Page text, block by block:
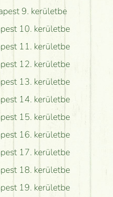
9. kerületbe
10. kerületbe
11. kerületbe
12. kerületbe
13. kerületbe
14. kerületbe
15. kerületbe
16. kerületbe
17. kerületbe
18. kerületbe
19. kerületbe